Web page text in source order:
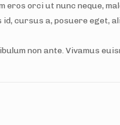
eros orci ut nunc neque,
cursus a, posuere eget,
non ante. Vivamus